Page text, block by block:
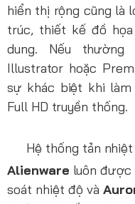
hiển thị rộng cũng là
trúc, thiết kế đồ
dung. Nếu thường
Illustrator hoặc
sự khác biệt khi
Full HD truyền thống.
Hệ thống tản
Alienware luôn được
soát nhiệt độ và